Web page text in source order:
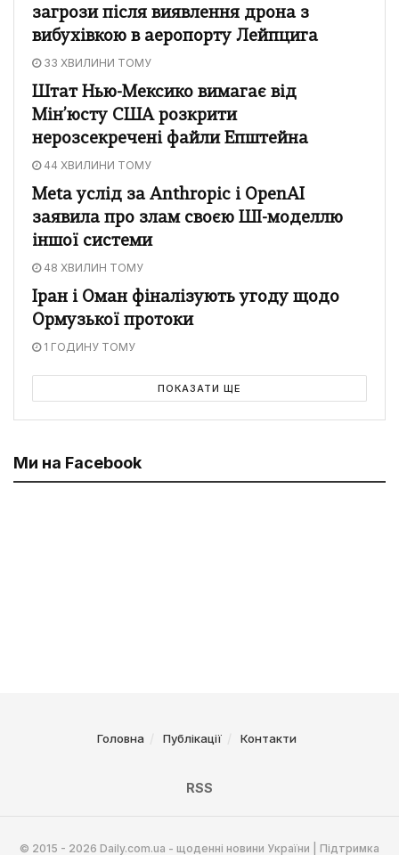
загрози після виявлення дрона з
вибухівкою в аеропорту Лейпцига
33 ХВИЛИНИ ТОМУ
Штат Нью-Мексико вимагає від
Мін’юсту США розкрити
нерозсекречені файли Епштейна
44 ХВИЛИНИ ТОМУ
Meta услід за Anthropic і OpenAI
заявила про злам своєю ШІ-моделлю
іншої системи
48 ХВИЛИН ТОМУ
Іран і Оман фіналізують угоду щодо
Ормузької протоки
1 ГОДИНУ ТОМУ
ПОКАЗАТИ ЩЕ
Ми на Facebook
Головна Публікації Контакти
RSS
© 2015 - 2026 Daily.com.ua - щоденні новини України | Підтримка